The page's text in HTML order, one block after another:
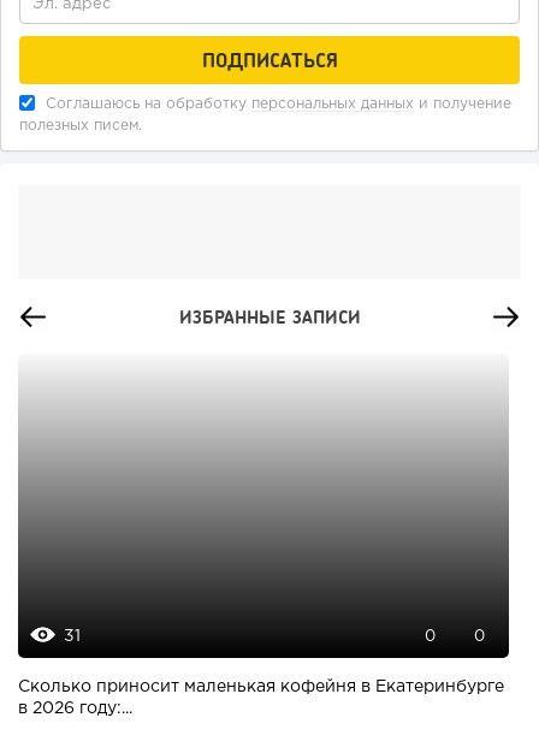
Соглашаюсь на обработку персональных данных и получение
полезных писем.
ИЗБРАННЫЕ ЗАПИСИ
31 0 0
Сколько приносит маленькая кофейня в Екатеринбурге
в 2026 году:...